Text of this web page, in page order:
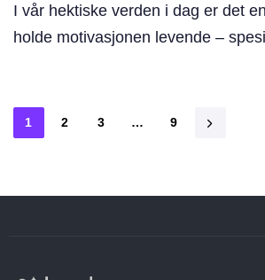
I vår hektiske verden i dag er det
holde motivasjonen levende –
1 2 3 … 9